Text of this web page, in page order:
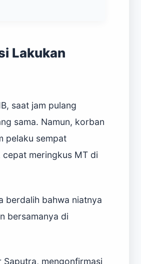
Lakukan
saat jam pulang
sama. Namun, korban
pelaku sempat
meringkus MT di
berdalih bahwa niatnya
bersamanya di
Saputra, mengonfirmasi